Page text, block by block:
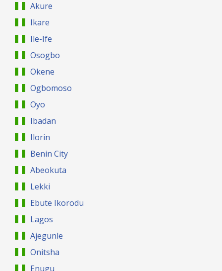
Akure
Ikare
Ile-Ife
Osogbo
Okene
Ogbomoso
Oyo
Ibadan
Ilorin
Benin City
Abeokuta
Lekki
Ebute Ikorodu
Lagos
Ajegunle
Onitsha
Enugu